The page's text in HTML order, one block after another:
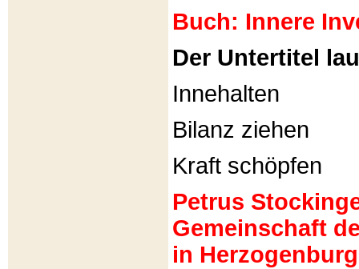
Buch: Innere
Der Untertitel
Innehalten
Bilanz ziehen
Kraft schöpfen
Petrus
Gemeinschaft
in